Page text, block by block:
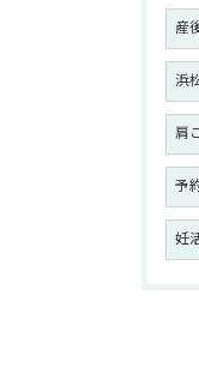
産
浜
肩
予
妊